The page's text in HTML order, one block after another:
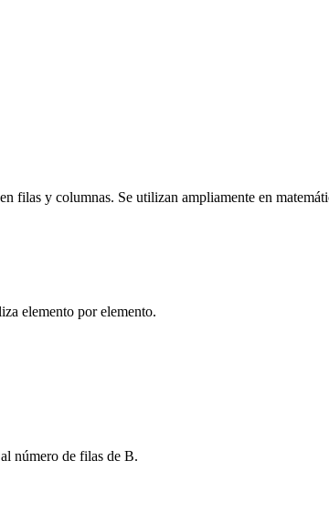
filas y columnas. Se utilizan ampliamente en
elemento por elemento.
número de filas de B.